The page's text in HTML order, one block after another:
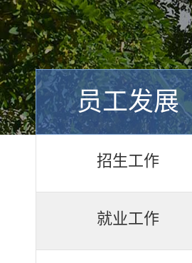
员工发展
招生工作
就业工作